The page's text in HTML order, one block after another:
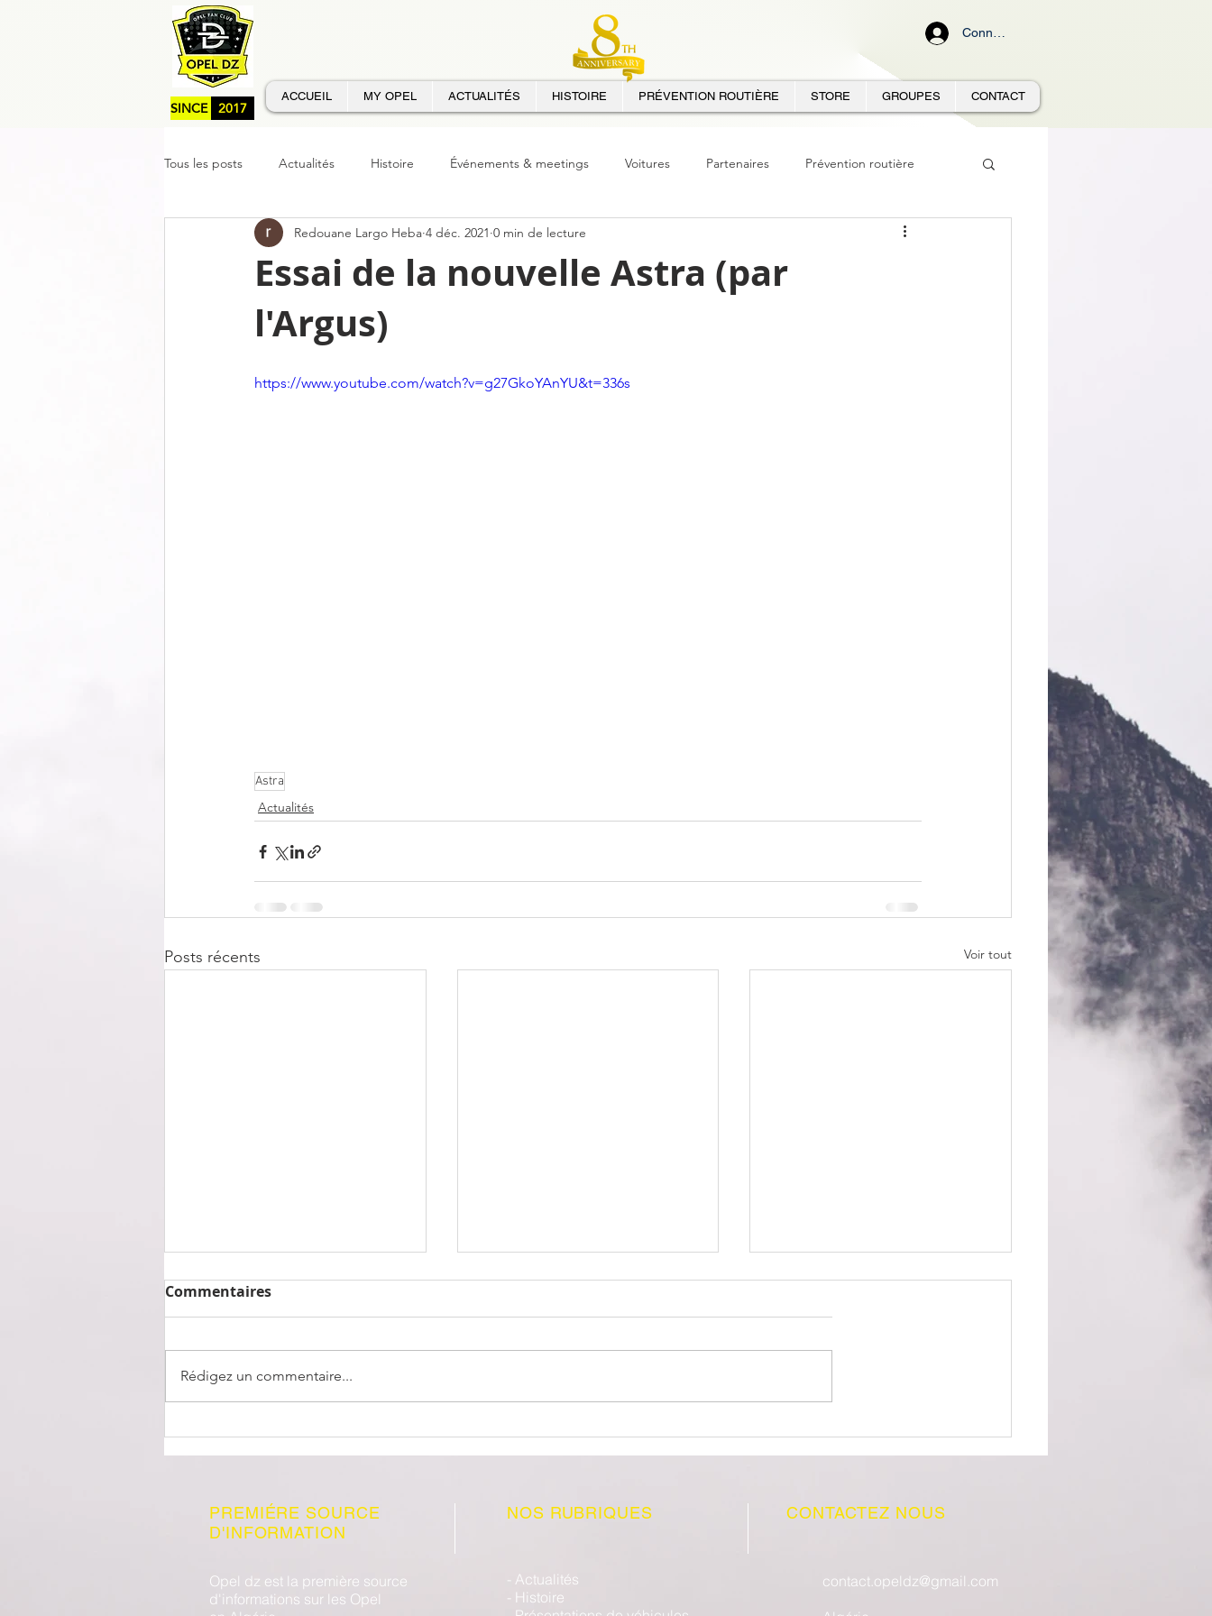
SINCE 2017
Connexion
ACCUEIL MY OPEL ACTUALITÉS HISTOIRE PRÉVENTION ROUTIÈRE STORE GROUPES CONTACT
Tous les posts Actualités Histoire Événements & meetings Voitures Partenaires Prévention routière
Services OPEL DZ
Essai de la nouvelle Astra (par
l'Argus)
Redouane Largo Heba 4 déc. 2021 0 min de lecture
https://www.youtube.com/watch?v=g27GkoYAnYU&t=336s
Astra
Actualités
Posts récents Voir tout
OPEL Algérie se dote d'un
centre d'appel
COUP D'envoi d'OPEL en
Algérie
Commentaires
Rédigez un commentaire...
PREMIÉRE SOURCE
D'INFORMATION
NOS RUBRIQUES CONTACTEZ NOUS
Opel dz est la première source
d'informations sur les Opel
- Actualités
- Histoire
contact.opeldz@gmail.com